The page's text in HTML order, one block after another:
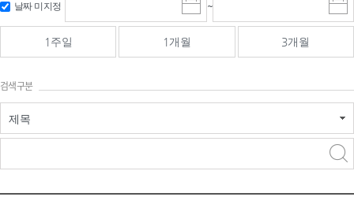
날짜 미지정
시
작
일
선
~
종
료
선
1주일 1개월 3개월
검색구분
제목